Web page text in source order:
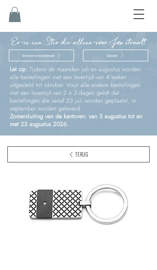
Er is een Ster die alleen voor Jou straalt
Vormsel en eerste communie Geboorte
Let op: Tijdens de maanden juli en augustus worden
alle bestellingen met een levertijd van 4 weken
uitgesteld tot oktober. Voor alle andere bestellingen
met een levertijd van 2 à 3 dagen geldt dat
bestellingen die vanaf 23 juli worden geplaatst, in
september worden geleverd.
Zomersluiting van de kantoren: van 3 augustus tot en
met 23 augustus 2026.
TERUG